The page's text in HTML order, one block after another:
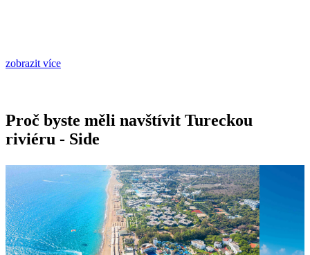
zobrazit více
Proč byste měli navštívit Tureckou
riviéru - Side